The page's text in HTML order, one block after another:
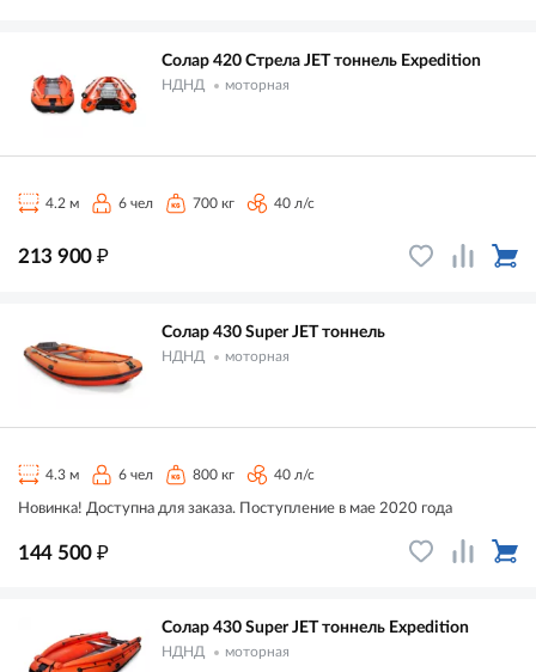
Солар 420 Стрела JET тоннель Expedition
НДНД моторная
4.2 м 6 чел 700 кг 40 л/с
213 900 ₽
Солар 430 Super JET тоннель
НДНД моторная
4.3 м 6 чел 800 кг 40 л/с
Новинка! Доступна для заказа. Поступление в мае 2020 года
144 500 ₽
Солар 430 Super JET тоннель Expedition
НДНД моторная